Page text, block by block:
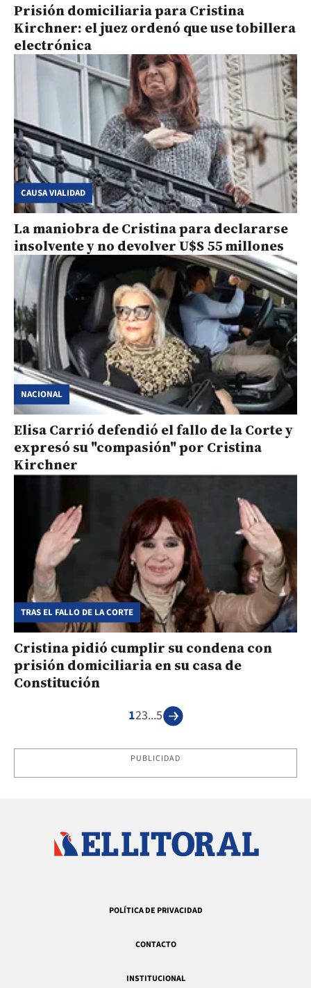
Prisión domiciliaria para Cristina
Kirchner: el juez ordenó que use tobillera
electrónica
CAUSA VIALIDAD
La maniobra de Cristina para declararse
insolvente y no devolver U$S 55 millones
NACIONAL
Elisa Carrió defendió el fallo de la Corte y
expresó su "compasión" por Cristina
Kirchner
TRAS EL FALLO DE LA CORTE
Cristina pidió cumplir su condena con
prisión domiciliaria en su casa de
Constitución
123...5
PUBLICIDAD
POLÍTICA DE PRIVACIDAD
CONTACTO
INSTITUCIONAL